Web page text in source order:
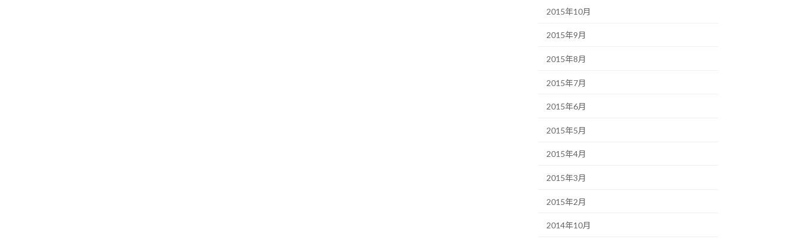
2015年10月
2015年9月
2015年8月
2015年7月
2015年6月
2015年5月
2015年4月
2015年3月
2015年2月
2014年10月